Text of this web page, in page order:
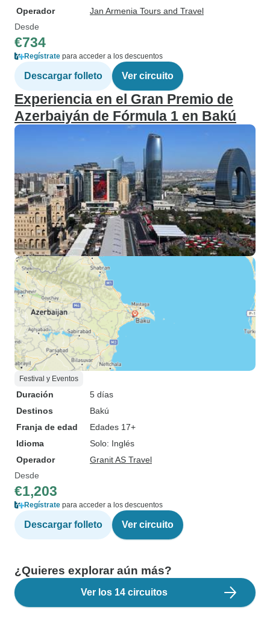
Operador
Jan Armenia Tours and Travel
Desde
€734
Regístrate para acceder a los descuentos
Descargar folleto Ver circuito
Experiencia en el Gran Premio de
Azerbaiyán de Fórmula 1 en Bakú
Festival y Eventos
Duración
5 días
Destinos
Bakú
Franja de edad
Edades 17+
Idioma
Solo: Inglés
Operador
Granit AS Travel
Desde
€1,203
Regístrate para acceder a los descuentos
Descargar folleto Ver circuito
¿Quieres explorar aún más?
Ver los 14 circuitos